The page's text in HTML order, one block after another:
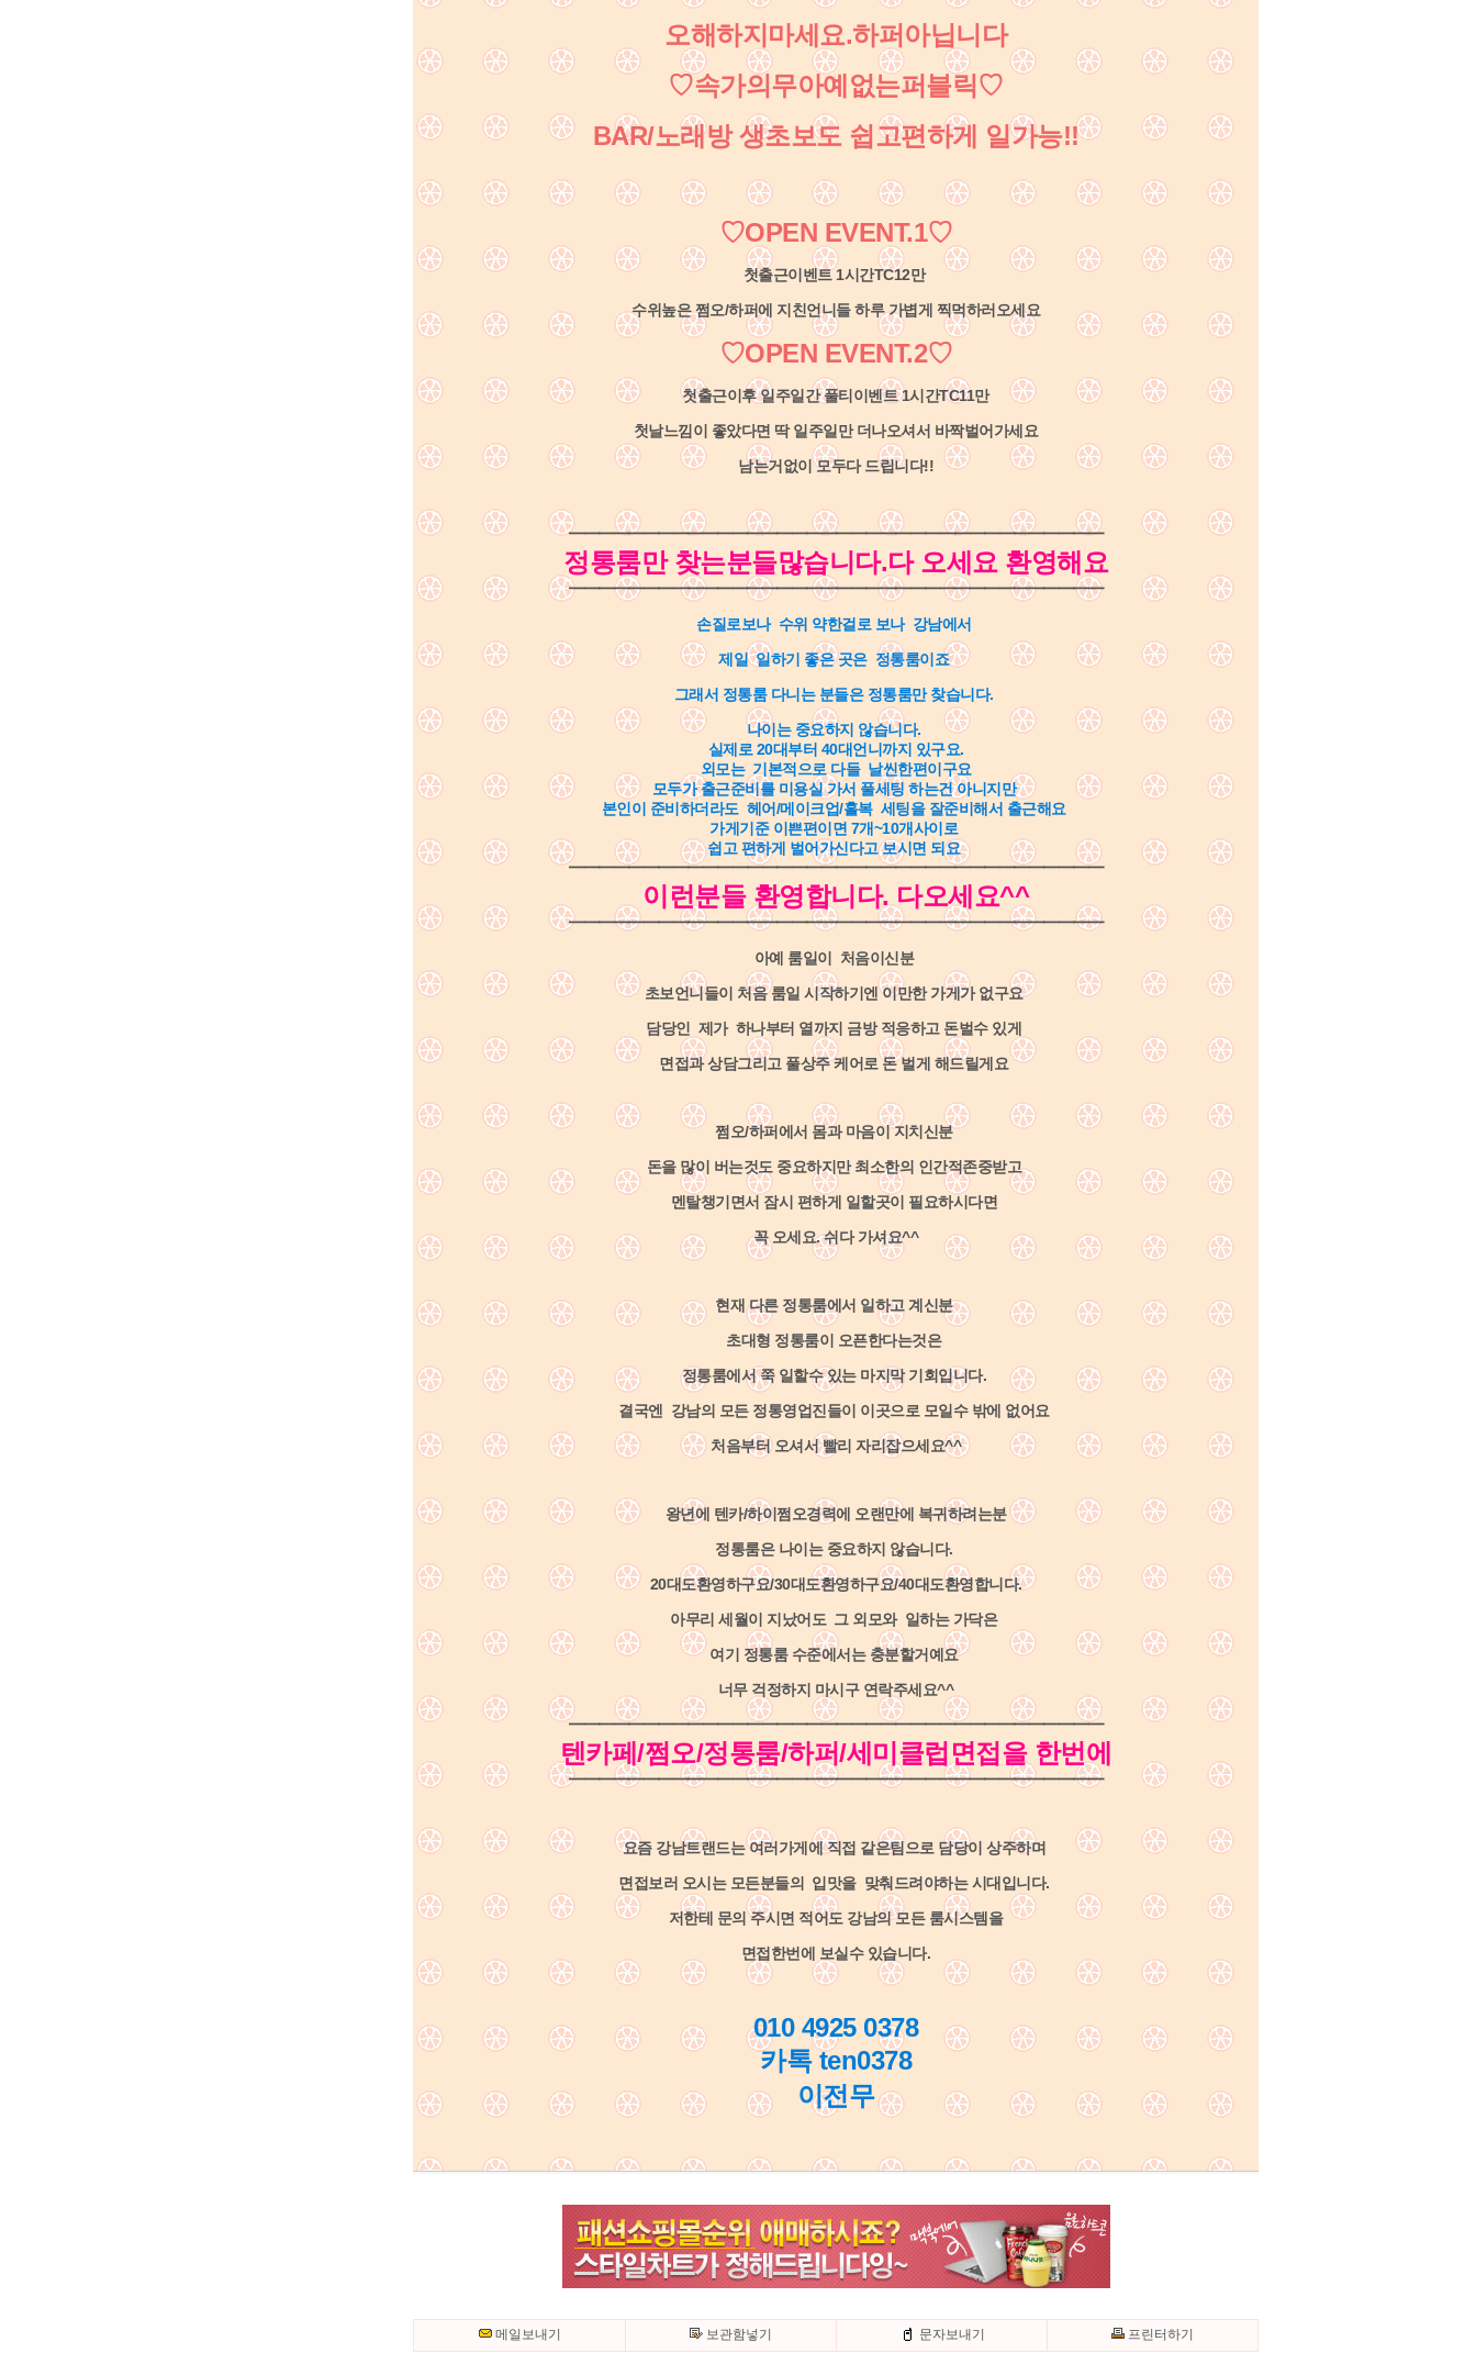
오해하지마세요.하퍼아닙니다
♡속가의무아예없는퍼블릭♡
BAR/노래방 생초보도 쉽고편하게 일가능!!
♡OPEN EVENT.1♡
첫출근이벤트 1시간TC12만
수위높은 쩜오/하퍼에 지친언니들 하루 가볍게 찍먹하러오세요
♡OPEN EVENT.2♡
첫출근이후 일주일간 풀티이벤트 1시간TC11만
첫날느낌이 좋았다면 딱 일주일만 더나오셔서 바짝벌어가세요
남는거없이 모두다 드립니다!!
━━━━━━━━━━━━━━━━━━━━━━━━━━━━━━━━━━━━
정통룸만 찾는분들많습니다.다 오세요 환영해요
━━━━━━━━━━━━━━━━━━━━━━━━━━━━━━━━━━━━
손질로보나 수위 약한걸로 보나 강남에서
제일 일하기 좋은 곳은 정통룸이죠
그래서 정통룸 다니는 분들은 정통룸만 찾습니다.
나이는 중요하지 않습니다.
실제로 20대부터 40대언니까지 있구요.
외모는 기본적으로 다들 날씬한편이구요
모두가 출근준비를 미용실 가서 풀세팅 하는건 아니지만
본인이 준비하더라도 헤어/메이크업/홀복 세팅을 잘준비해서 출근해요
가게기준 이쁜편이면 7개~10개사이로
쉽고 편하게 벌어가신다고 보시면 되요
━━━━━━━━━━━━━━━━━━━━━━━━━━━━━━━━━━━━
이런분들 환영합니다. 다오세요^^
━━━━━━━━━━━━━━━━━━━━━━━━━━━━━━━━━━━━
아예 룸일이 처음이신분
초보언니들이 처음 룸일 시작하기엔 이만한 가게가 없구요
담당인 제가 하나부터 열까지 금방 적응하고 돈벌수 있게
면접과 상담그리고 풀상주 케어로 돈 벌게 해드릴게요
쩜오/하퍼에서 몸과 마음이 지치신분
돈을 많이 버는것도 중요하지만 최소한의 인간적존중받고
멘탈챙기면서 잠시 편하게 일할곳이 필요하시다면
꼭 오세요. 쉬다 가셔요^^
현재 다른 정통룸에서 일하고 계신분
초대형 정통룸이 오픈한다는것은
정통룸에서 쭉 일할수 있는 마지막 기회입니다.
결국엔 강남의 모든 정통영업진들이 이곳으로 모일수 밖에 없어요
처음부터 오셔서 빨리 자리잡으세요^^
왕년에 텐카/하이쩜오경력에 오랜만에 복귀하려는분
정통룸은 나이는 중요하지 않습니다.
20대도환영하구요/30대도환영하구요/40대도환영합니다.
아무리 세월이 지났어도 그 외모와 일하는 가닥은
여기 정통룸 수준에서는 충분할거예요
너무 걱정하지 마시구 연락주세요^^
━━━━━━━━━━━━━━━━━━━━━━━━━━━━━━━━━━━━
텐카페/쩜오/정통룸/하퍼/세미클럽면접을 한번에
━━━━━━━━━━━━━━━━━━━━━━━━━━━━━━━━━━━━
요즘 강남트랜드는 여러가게에 직접 같은팀으로 담당이 상주하며
면접보러 오시는 모든분들의 입맛을 맞춰드려야하는 시대입니다.
저한테 문의 주시면 적어도 강남의 모든 룸시스템을
면접한번에 보실수 있습니다.
010 4925 0378
카톡 ten0378
이전무
메일보내기 보관함넣기 문자보내기 프린터하기